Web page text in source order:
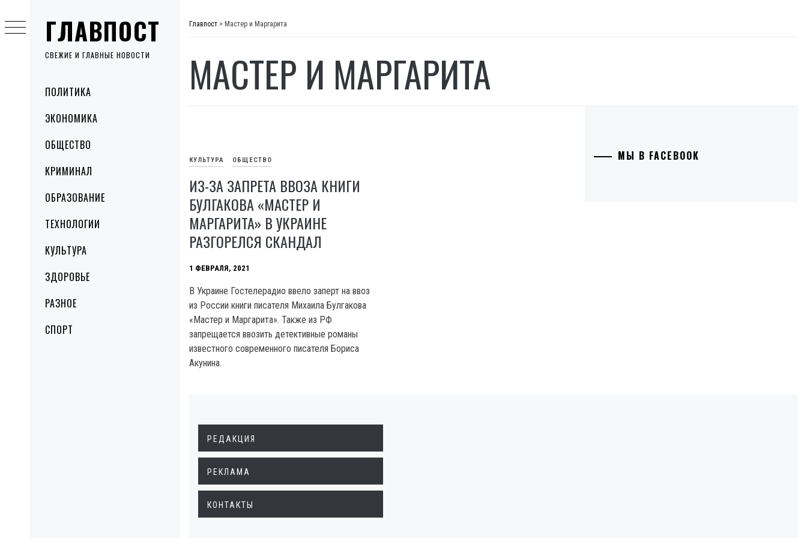
ГЛАВПОСТ
СВЕЖИЕ И ГЛАВНЫЕ НОВОСТИ
MenuПОЛИТИКА
ЭКОНОМИКА
ОБЩЕСТВО
КРИМИНАЛ
ОБРАЗОВАНИЕ
ТЕХНОЛОГИИ
КУЛЬТУРА
ЗДОРОВЬЕ
РАЗНОЕ
СПОРТ
to
content
Главпост > Мастер и Маргарита
МАСТЕР И МАРГАРИТА
КУЛЬТУРА ОБЩЕСТВО
ИЗ-ЗА ЗАПРЕТА ВВОЗА КНИГИ
БУЛГАКОВА «МАСТЕР И
МАРГАРИТА» В УКРАИНЕ
РАЗГОРЕЛСЯ СКАНДАЛ
1 ФЕВРАЛЯ, 2021
В Украине Гостелерадио ввело заперт на ввоз
из России книги писателя Михаила Булгакова
«Мастер и Маргарита». Также из РФ
запрещается ввозить детективные романы
известного современного писателя Бориса
Акунина.
МЫ В FACEBOOK
РЕДАКЦИЯ
РЕКЛАМА
КОНТАКТЫ